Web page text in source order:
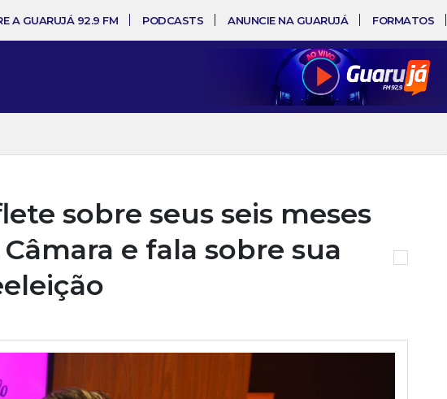
A GUARUJÁ 92.9 FM PODCASTS ANUNCIE NA GUARUJÁ FORMATOS
sobre seus seis meses
e fala sobre sua